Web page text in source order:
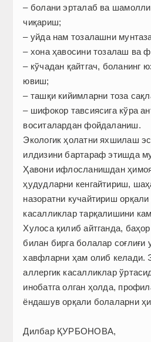
– болани эрталаб ва шамолли
чиқариш;
– уйда нам тозалашни
– хона ҳавосини тозалаш ва
– кўчадан қайтгач, боланинг
ювиш;
– ташқи кийимларни тоза
– шифокор тавсиясига кўра
воситалардан фойдаланиш.
Экологик ҳолатни яхшилаш
илдизини бартараф этишда
Ҳавони ифлосланишдан
ҳудудларни кенгайтириш,
назоратни кучайтириш орқали
касалликлар тарқалишини
Хулоса қилиб айтганда,
билан бирга болалар
хавфларни ҳам олиб келади.
аллергик касалликлар
инобатга олган ҳолда,
ёндашув орқали болаларни
Дилбар ҚУРБОНОВА,